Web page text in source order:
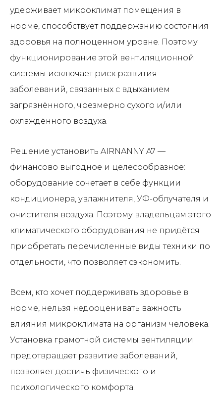
удерживает микроклимат помещения в
норме, способствует поддержанию состояния
здоровья на полноценном уровне. Поэтому
функционирование этой вентиляционной
системы исключает риск развития
заболеваний, связанных с вдыханием
загрязнённого, чрезмерно сухого и/или
охлаждённого воздуха.
Решение установить AIRNANNY A7 —
финансово выгодное и целесообразное:
оборудование сочетает в себе функции
кондиционера, увлажнителя, УФ-облучателя и
очистителя воздуха. Поэтому владельцам этого
климатического оборудования не придётся
приобретать перечисленные виды техники по
отдельности, что позволяет сэкономить.
Всем, кто хочет поддерживать здоровье в
норме, нельзя недооценивать важность
влияния микроклимата на организм человека.
Установка грамотной системы вентиляции
предотвращает развитие заболеваний,
позволяет достичь физического и
психологического комфорта.